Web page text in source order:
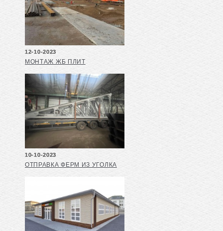
12-10-2023
МОНТАЖ ЖБ ПЛИТ
10-10-2023
ОТПРАВКА ФЕРМ ИЗ УГОЛКА